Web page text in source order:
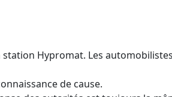
Hypromat. Les
de cause.